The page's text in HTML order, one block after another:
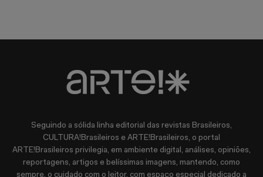
Seguindo a sólida linha editorial das revistas Brasileiros,
CULTURA!Brasileiros e ARTE!Brasileiros, o portal
ARTE!Brasileiros privilegia, em ambiente digital, análises, opiniões,
reportagens, artigos e belíssimas imagens, mantendo, como